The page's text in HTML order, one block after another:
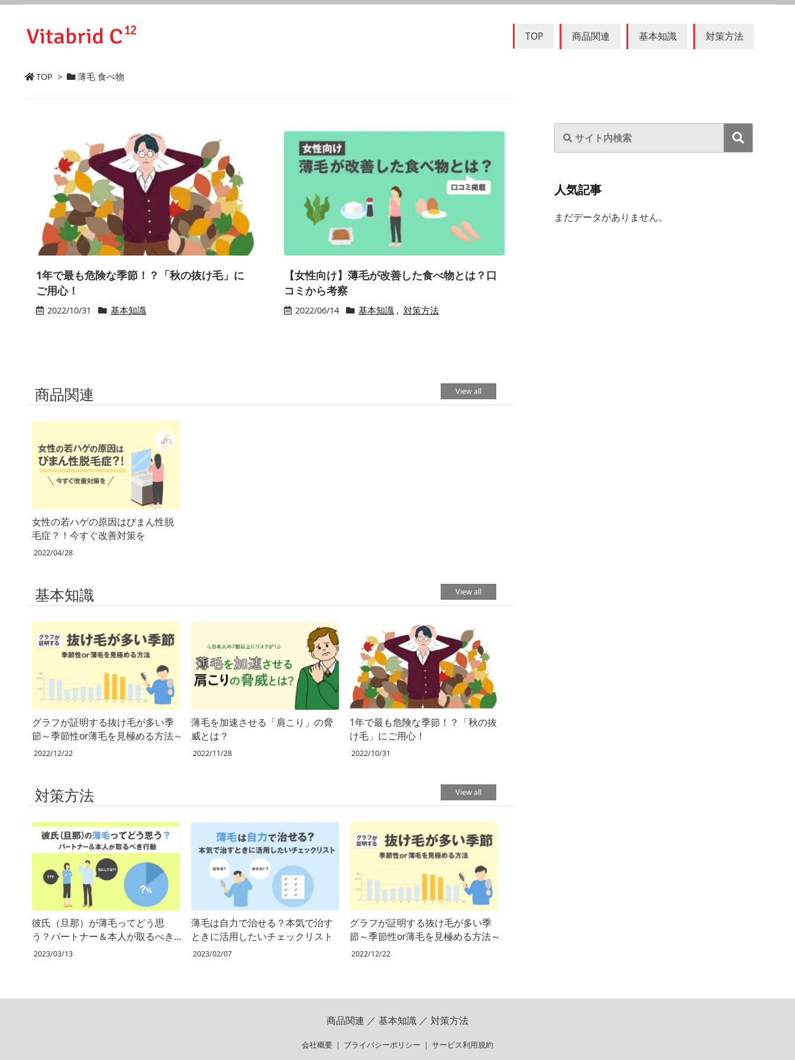
TOP 商品関連 基本知識 対策方法
TOP > 薄毛 食べ物
1年で最も危険な季節！？「秋の抜け毛」に
ご用心！
2022/10/31 基本知識
【女性向け】薄毛が改善した食べ物とは？口
コミから考察
2022/06/14 基本知識 , 対策方法
View all
商品関連
女性の若ハゲの原因はびまん性脱
毛症？！今すぐ改善対策を
2022/04/28
View all
基本知識
グラフが証明する抜け毛が多い季
節～季節性or薄毛を見極める方法～
2022/12/22
薄毛を加速させる「肩こり」の脅
威とは？
2022/11/28
1年で最も危険な季節！？「秋の抜
け毛」にご用心！
2022/10/31
View all
対策方法
彼氏（旦那）が薄毛ってどう思
う？パートナー＆本人が取るべき
行動
2023/03/13
薄毛は自力で治せる？本気で治す
ときに活用したいチェックリスト
2023/02/07
グラフが証明する抜け毛が多い季
節～季節性or薄毛を見極める方法～
2022/12/22
人気記事
まだデータがありません。
商品関連 ／ 基本知識 ／ 対策方法
会社概要 ｜ プライバシーポリシー ｜ サービス利用規約